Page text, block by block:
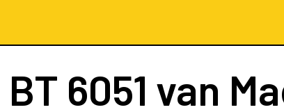
BT 6051 van